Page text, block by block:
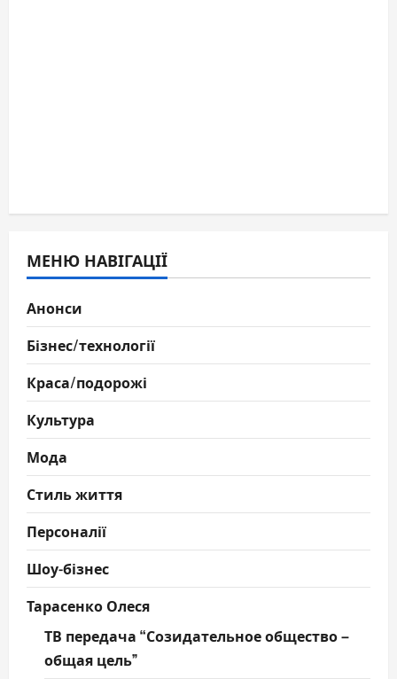
МЕНЮ НАВІГАЦІЇ
Анонси
Бізнес/технології
Краса/подорожі
Культура
Мода
Стиль життя
Персоналії
Шоу-бізнес
Тарасенко Олеся
ТВ передача “Созидательное общество –
общая цель”